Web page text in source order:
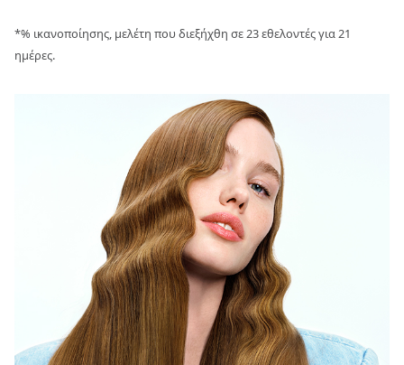
*% ικανοποίησης, μελέτη που διεξήχθη σε 23 εθελοντές για 21
ημέρες.